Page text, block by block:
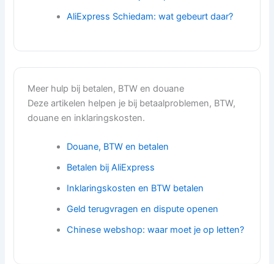
AliExpress Schiedam: wat gebeurt daar?
Meer hulp bij betalen, BTW en douane
Deze artikelen helpen je bij betaalproblemen, BTW,
douane en inklaringskosten.
Douane, BTW en betalen
Betalen bij AliExpress
Inklaringskosten en BTW betalen
Geld terugvragen en dispute openen
Chinese webshop: waar moet je op letten?